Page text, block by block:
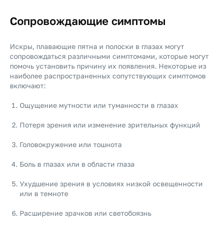
Сопровождающие симптомы
Искры, плавающие пятна и полоски в глазах могут
сопровождаться различными симптомами, которые могут
помочь установить причину их появления. Некоторые из
наиболее распространенных сопутствующих симптомов
включают:
Ощущение мутности или туманности в глазах
Потеря зрения или изменение зрительных функций
Головокружение или тошнота
Боль в глазах или в области глаза
Ухудшение зрения в условиях низкой освещенности
или в темноте
Расширение зрачков или светобоязнь